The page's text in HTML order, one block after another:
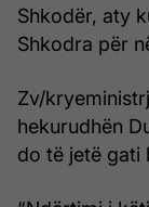
Shkodër, aty
Shkodra për
Zv/
hekurudhën
do të jetë gati